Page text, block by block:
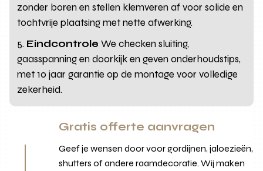
zonder boren en stellen klemveren af voor solide en
tochtvrije plaatsing met nette afwerking.
Eindcontrole We checken sluiting,
gaasspanning en doorkijk en geven onderhoudstips,
met 10 jaar garantie op de montage voor volledige
zekerheid.
Gratis offerte aanvragen
Geef je wensen door voor gordijnen, jaloezieën,
shutters of andere raamdecoratie. Wij maken